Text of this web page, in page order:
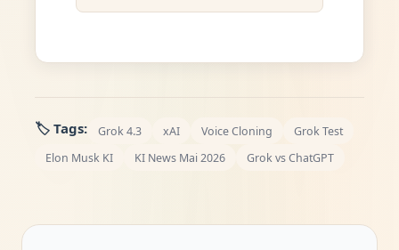
🏷️ Tags: Grok 4.3 xAI Voice Cloning
Grok Test
Elon Musk KI
KI News Mai 2026 Grok vs ChatGPT